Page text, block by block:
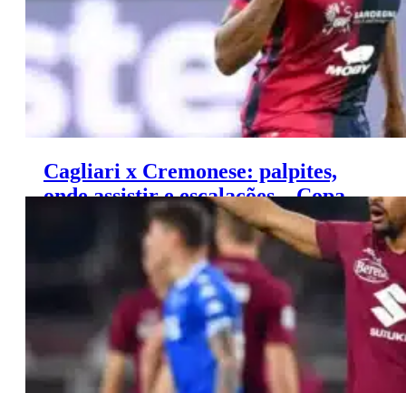
Cagliari x Cremonese: palpites,
onde assistir e escalações – Copa
da Itália (24/09)